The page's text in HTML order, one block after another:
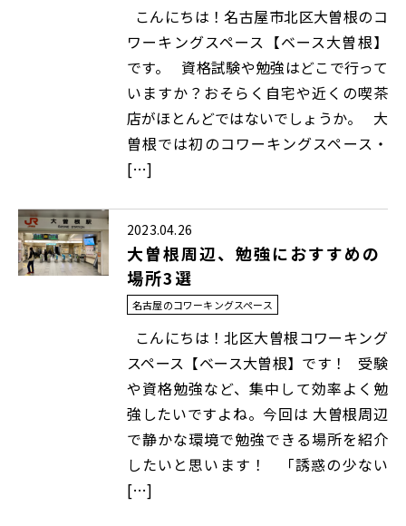
こんにちは！名古屋市北区大曽根のコ
ワーキングスペース【ベース大曽根】
です。 資格試験や勉強はどこで行って
いますか？おそらく自宅や近くの喫茶
店がほとんどではないでしょうか。 大
曽根では初のコワーキングスペース・
[…]
2023.04.26
大曽根周辺、勉強におすすめの
場所3選
名古屋のコワーキングスペース
こんにちは！北区大曽根コワーキング
スペース【ベース大曽根】です！ 受験
や資格勉強など、集中して効率よく勉
強したいですよね。今回は 大曽根周辺
で静かな環境で勉強できる場所を紹介
したいと思います！ 「誘惑の少ない
[…]